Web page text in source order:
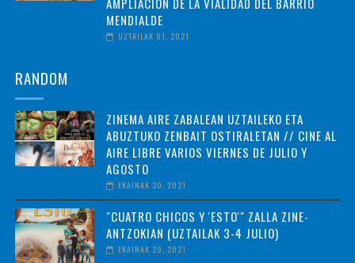
MENDIALDE
UZTAILAK 01, 2021
RANDOM
ZINEMA AIRE ZABALEAN UZTAILEKO ETA
ABUZTUKO ZENBAIT OSTIRALETAN // CINE AL
AIRE LIBRE VARIOS VIERNES DE JULIO Y
AGOSTO
EKAINAK 30, 2021
"CUATRO CHICOS Y 'ESTO'" ZALLA ZINE-
ANTZOKIAN (UZTAILAK 3-4 JULIO)
EKAINAK 29, 2021